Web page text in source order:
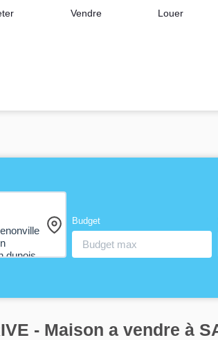
Vendre Louer
Budget
- Maison a vendre à